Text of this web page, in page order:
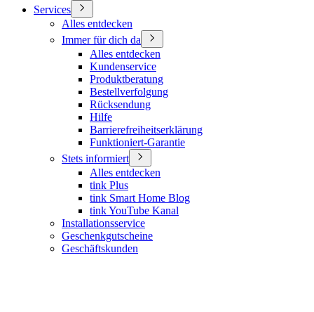
Services
Alles entdecken
Immer für dich da
Alles entdecken
Kundenservice
Produktberatung
Bestellverfolgung
Rücksendung
Hilfe
Barrierefreiheitserklärung
Funktioniert-Garantie
Stets informiert
Alles entdecken
tink Plus
tink Smart Home Blog
tink YouTube Kanal
Installationsservice
Geschenkgutscheine
Geschäftskunden